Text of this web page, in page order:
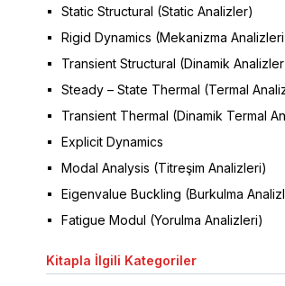
Static Structural (Static Analizler)
Rigid Dynamics (Mekanizma
Transient Structural (Dinamik
Steady – State Thermal (Termal
Transient Thermal (Dinamik Termal
Explicit Dynamics
Modal Analysis (Titreşim Analizleri)
Eigenvalue Buckling (Burkulma
Fatigue Modul (Yorulma Analizleri)
Kitapla İlgili Kategoriler